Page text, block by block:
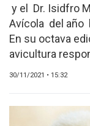
REVISTAS
EVENTOS Y
MEDIA KIT
y el Dr. Isidfro
Avícola del año
En su octava
avicultura
30/11/2021 • 15:32